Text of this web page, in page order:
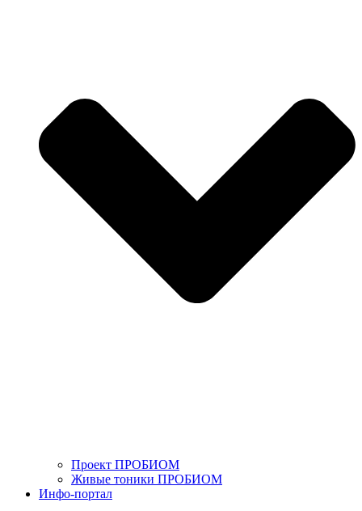
Проект ПРОБИОМ
Живые тоники ПРОБИОМ
Инфо-портал